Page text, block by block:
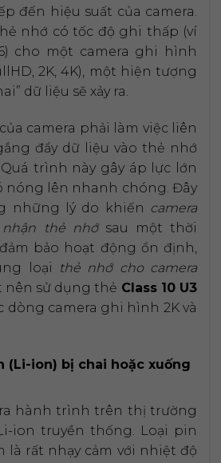
đến hiệu suất của camera.
nhớ có tốc độ ghi thấp (ví
cho một camera ghi hình
2K, 4K), một hiện tượng
dữ liệu sẽ xảy ra.
camera phải làm việc liên
đẩy dữ liệu vào thẻ nhớ
trình này gây áp lực lớn
nóng lên nhanh chóng. Đây
những lý do khiến camera
thẻ nhớsau một thời
bảo hoạt động ổn định,
loại
thẻ nhớ cho camera
nên sử dụng thẻ Class 10 U3
dòng camera ghi hình 2K và
(Li-ion) bị chai hoặc xuống
hành trình trên thị trường
ion truyền thống. Loại pin
là rất nhạy cảm với nhiệt độ